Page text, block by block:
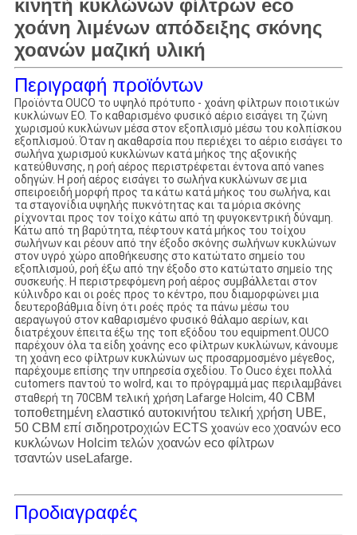
κινητή κυκλώνων φίλτρων eco
χοάνη λιμένων απόδειξης σκόνης
χοανών μαζική υλική
Περιγραφή προϊόντων
Προϊόντα OUCO το υψηλό πρότυπο - χοάνη φίλτρων ποιοτικών
κυκλώνων EO. Το καθαρισμένο φυσικό αέριο εισάγει τη ζώνη
χωρισμού κυκλώνων μέσα στον εξοπλισμό μέσω του κολπίσκου
εξοπλισμού. Όταν η ακαθαρσία που περιέχει το αέριο εισάγει το
σωλήνα χωρισμού κυκλώνων κατά μήκος της αξονικής
κατεύθυνσης, η ροή αέρος περιστρέφεται έντονα από vanes
οδηγών. Η ροή αέρος εισάγει το σωλήνα κυκλώνων σε μια
σπειροειδή μορφή προς τα κάτω κατά μήκος του σωλήνα, και
τα σταγονίδια υψηλής πυκνότητας και τα μόρια σκόνης
ρίχνονται προς τον τοίχο κάτω από τη φυγοκεντρική δύναμη.
Κάτω από τη βαρύτητα, πέφτουν κατά μήκος του τοίχου
σωλήνων και ρέουν από την έξοδο σκόνης σωλήνων κυκλώνων
στον υγρό χώρο αποθήκευσης στο κατώτατο σημείο του
εξοπλισμού, ροή έξω από την έξοδο στο κατώτατο σημείο της
συσκευής. Η περιστρεφόμενη ροή αέρος συμβάλλεται στον
κύλινδρο και οι ροές προς το κέντρο, που διαμορφώνει μια
δευτεροβάθμια δίνη ότι ροές πρός τα πάνω μέσω του
αεραγωγού στον καθαρισμένο φυσικό θάλαμο αερίων, και
διατρέχουν έπειτα έξω της τοπ εξόδου του equipment.OUCO
παρέχουν όλα τα είδη χοάνης eco φίλτρων κυκλώνων, κάνουμε
τη χοάνη eco φίλτρων κυκλώνων ως προσαρμοσμένο μέγεθος,
παρέχουμε επίσης την υπηρεσία σχεδίου. Το Ouco έχει πολλά
cutomers παντού το wolrd, και το πρόγραμμά μας περιλαμβάνει
σταθερή τη 70CBM τελική χρήση Lafarge Holcim, 40 CBM
τοποθετημένη ελαστικό αυτοκινήτου τελική χρήση UBE,
50 CBM επί σιδηροτροχιών ECTS χοανών eco χοανών eco
κυκλώνων Holcim τελών χοανών eco φίλτρων
τσαντών useLafarge.
Προδιαγραφές